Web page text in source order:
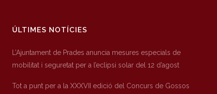
ÚLTIMES NOTÍCIES
L’Ajuntament de Prades anuncia mesures especials de
mobilitat i seguretat per a l’eclipsi solar del 12 d’agost
Tot a punt per a la XXXVII edició del Concurs de Gossos